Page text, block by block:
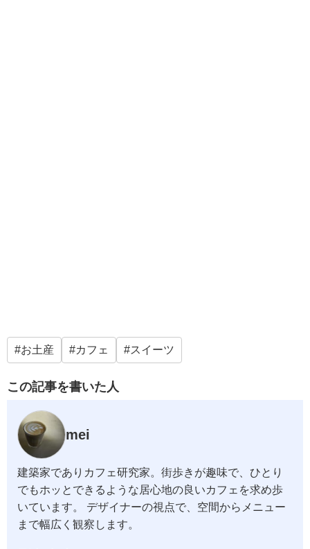
お土産 カフェ スイーツ
この記事を書いた人
mei
建築家でありカフェ研究家。街歩きが趣味で、ひとり
でもホッとできるような居心地の良いカフェを求め歩
いています。 デザイナーの視点で、空間からメニュー
まで幅広く観察します。